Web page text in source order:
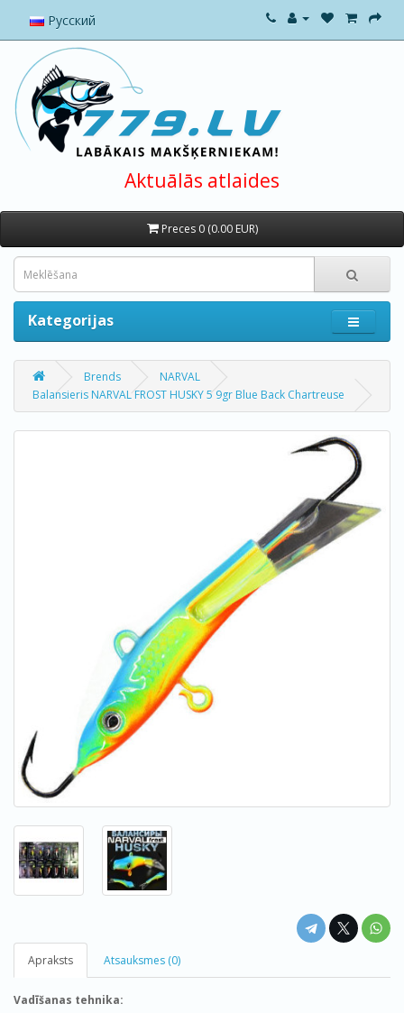
Русский
Aktuālās atlaides
Preces 0 (0.00 EUR)
Kategorijas
Brends
NARVAL
Balansieris NARVAL FROST HUSKY 5 9gr Blue Back Chartreuse
Apraksts Atsauksmes (0)
Vadīšanas tehnika: